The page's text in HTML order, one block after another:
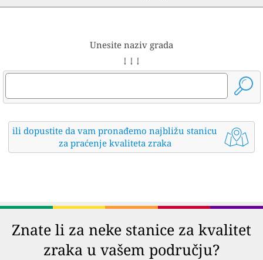
Unesite naziv grada
↓ ↓ ↓
ili dopustite da vam pronađemo najbližu stanicu
za praćenje kvaliteta zraka
Znate li za neke stanice za kvalitet
zraka u vašem području?